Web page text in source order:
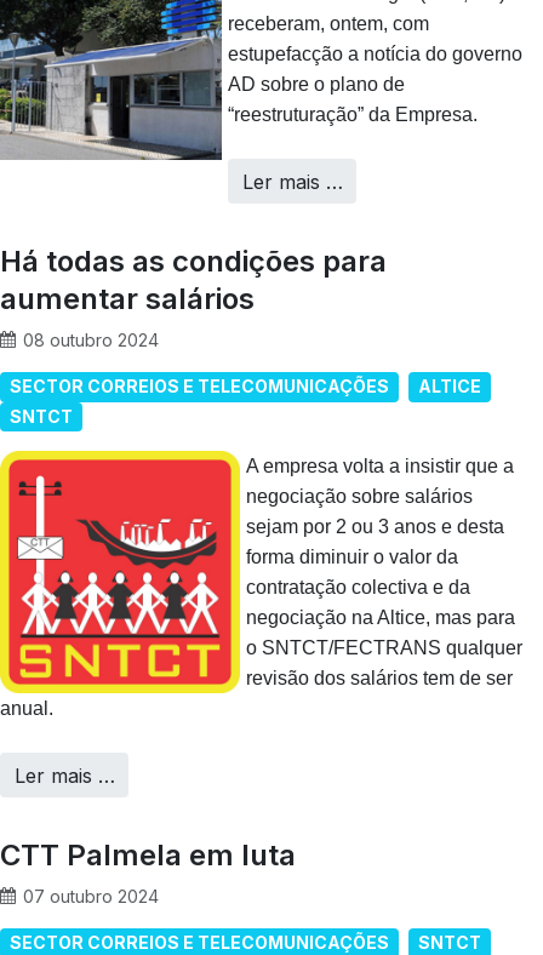
receberam, ontem, com
estupefacção a notícia do governo
AD sobre o plano de
“reestruturação” da Empresa.
Ler mais …
Há todas as condições para
aumentar salários
08 outubro 2024
SECTOR CORREIOS E TELECOMUNICAÇÕES
ALTICE
SNTCT
A empresa volta a insistir que a
negociação sobre salários
sejam por 2 ou 3 anos e desta
forma diminuir o valor da
contratação colectiva e da
negociação na Altice, mas para
o SNTCT/FECTRANS qualquer
revisão dos salários tem de ser
anual.
Ler mais …
CTT Palmela em luta
07 outubro 2024
SECTOR CORREIOS E TELECOMUNICAÇÕES
SNTCT